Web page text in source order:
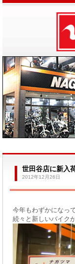
世田谷店に新入
2012年12月26日
今年もわずかになっ
続々と新しいバイク